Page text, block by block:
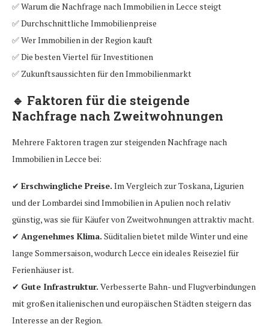
✅ Warum die Nachfrage nach Immobilien in Lecce steigt
✅ Durchschnittliche Immobilienpreise
✅ Wer Immobilien in der Region kauft
✅ Die besten Viertel für Investitionen
✅ Zukunftsaussichten für den Immobilienmarkt
🔹 Faktoren für die steigende
Nachfrage nach Zweitwohnungen
Mehrere Faktoren tragen zur steigenden Nachfrage nach
Immobilien in Lecce bei:
✔ Erschwingliche Preise. Im Vergleich zur Toskana, Ligurien
und der Lombardei sind Immobilien in Apulien noch relativ
günstig, was sie für Käufer von Zweitwohnungen attraktiv macht.
✔ Angenehmes Klima. Süditalien bietet milde Winter und eine
lange Sommersaison, wodurch Lecce ein ideales Reiseziel für
Ferienhäuser ist.
✔ Gute Infrastruktur. Verbesserte Bahn- und Flugverbindungen
mit großen italienischen und europäischen Städten steigern das
Interesse an der Region.